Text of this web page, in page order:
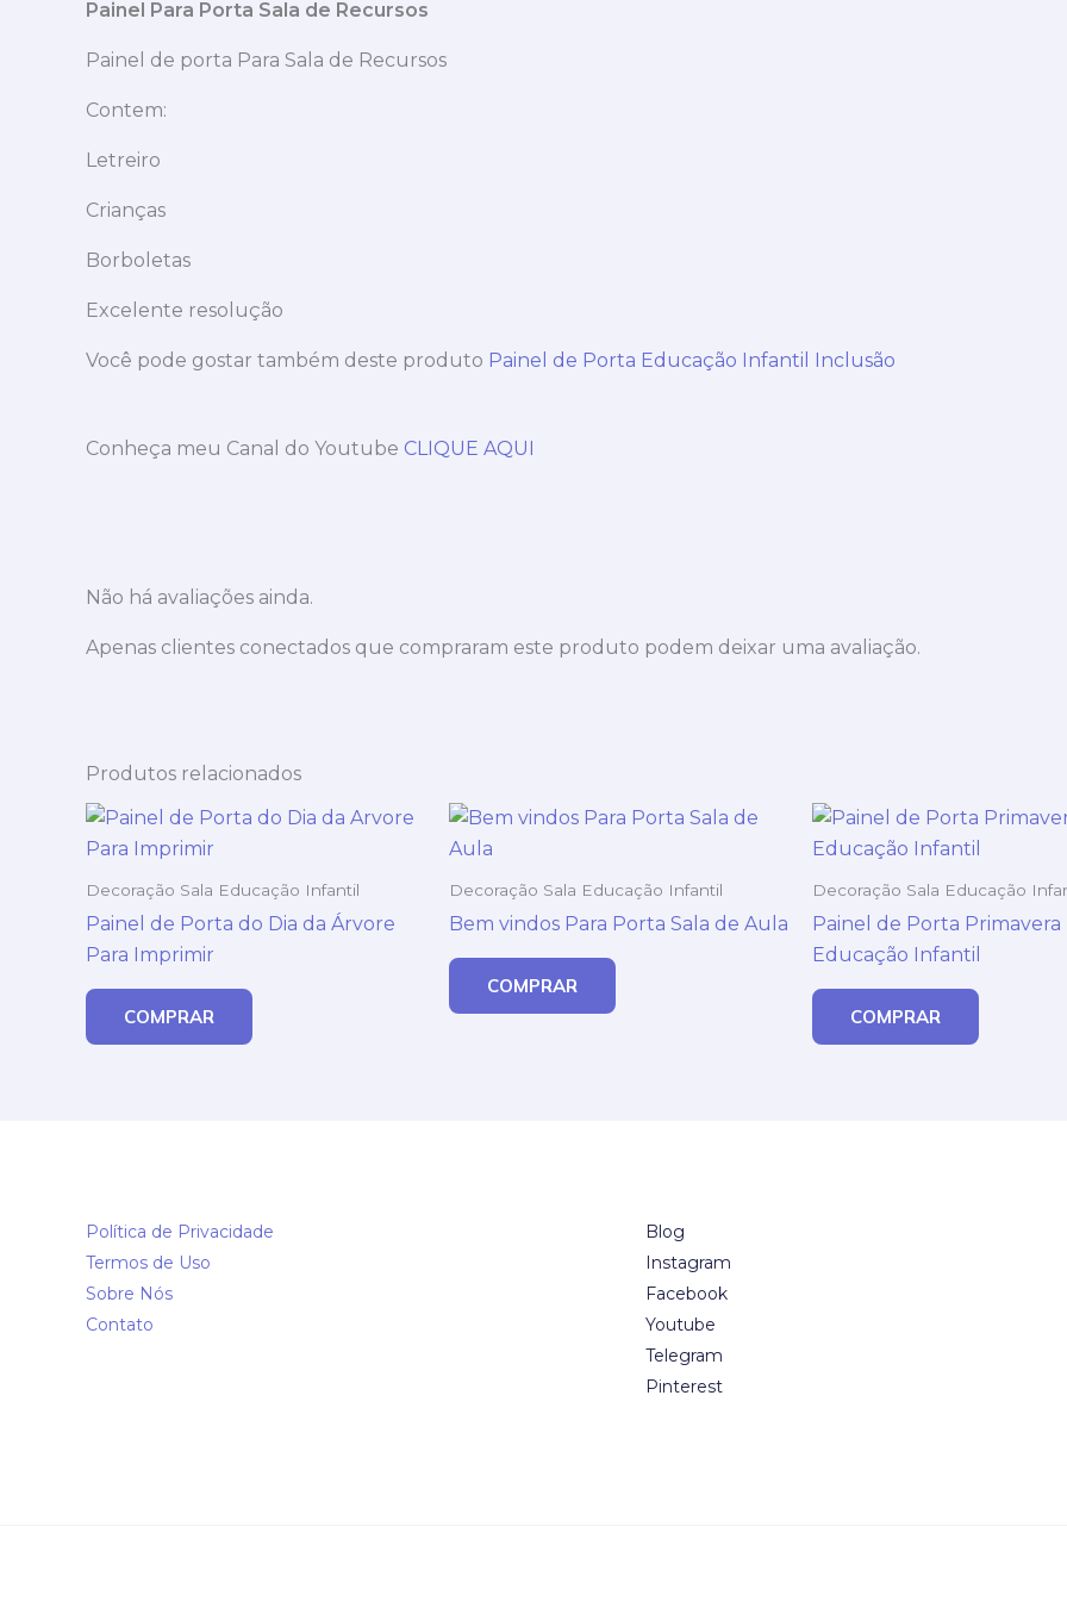
Painel Para Porta Sala de Recursos
Painel de porta Para Sala de Recursos
Contem:
Letreiro
Crianças
Borboletas
Excelente resolução
Você pode gostar também deste produto Painel de Porta Educação Infantil Inclusão
Conheça meu Canal do Youtube CLIQUE AQUI
Não há avaliações ainda.
Apenas clientes conectados que compraram este produto podem deixar uma avaliação.
Produtos relacionados
Decoração Sala Educação Infantil
Painel de Porta do Dia da Árvore
Para Imprimir
COMPRAR
Decoração Sala Educação Infantil
Bem vindos Para Porta Sala de Aula
COMPRAR
Decoração Sala Educação
Painel de Porta Primavera
Educação Infantil
COMPRAR
Política de Privacidade
Termos de Uso
Sobre Nós
Contato
Blog
Instagram
Facebook
Youtube
Telegram
Pinterest